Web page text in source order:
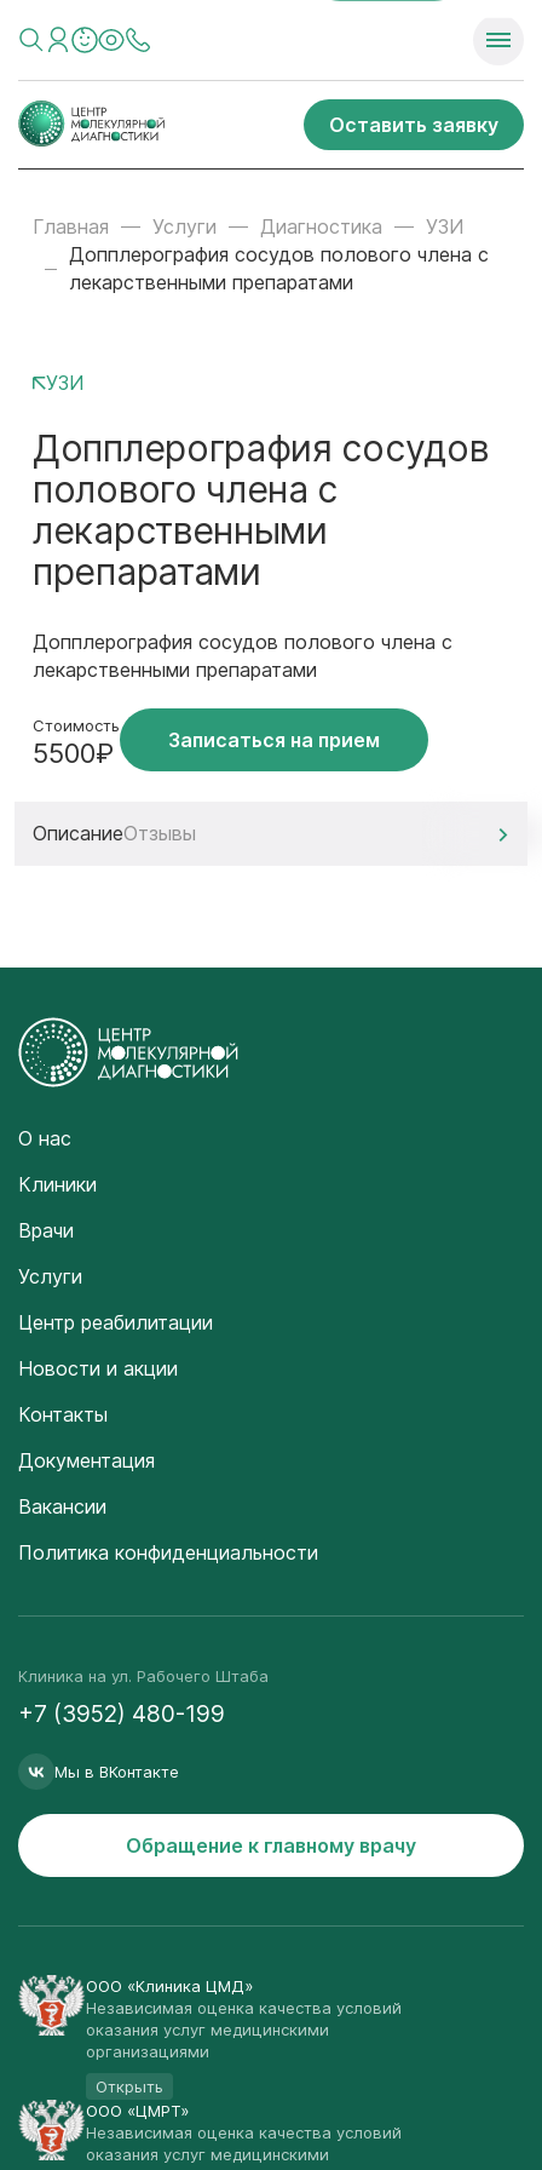
Оставить заявку
Главная Услуги Диагностика
УЗИ
Допплерография сосудов полового члена с
лекарственными препаратами
УЗИ
Допплерография сосудов
полового члена с
лекарственными
препаратами
Допплерография сосудов полового члена с
лекарственными препаратами
Стоимость
5500₽ Записаться на прием
ОписаниеОтзывы
О нас
Клиники
Врачи
Услуги
Центр реабилитации
Новости и акции
Контакты
Документация
Вакансии
Политика конфиденциальности
Клиника на ул. Рабочего Штаба
+7 (3952) 480-199
Мы в ВКонтакте
Обращение к главному врачу
ООО «Клиника ЦМД»
Независимая оценка качества условий
оказания услуг медицинскими
организациями
Открыть
ООО «ЦМРТ»
Независимая оценка качества условий
оказания услуг медицинскими